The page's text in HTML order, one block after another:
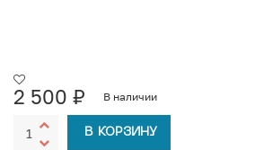
2 500 ₽ В наличии
В КОРЗИНУ